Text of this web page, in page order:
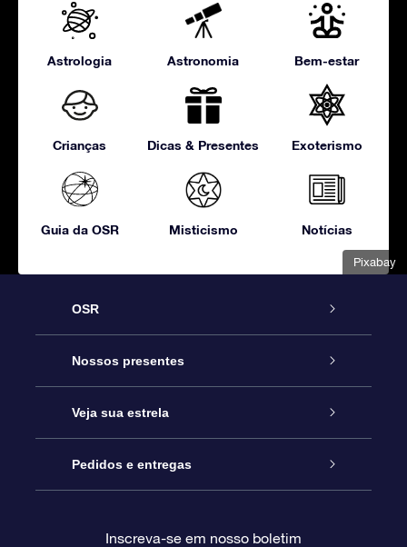
Pixabay
Astrologia Astronomia Bem-estar
Crianças Dicas & Presentes Exoterismo
Guia da OSR Misticismo Notícias
OSR
Serviço
Entre em contato conosco
Blog
Nossos presentes
Presente estrelar on-line
Pacote de presente da OSR
Veja sua estrela
Star Register
Pedidos e entregas
Inscreva-se em nosso boletim